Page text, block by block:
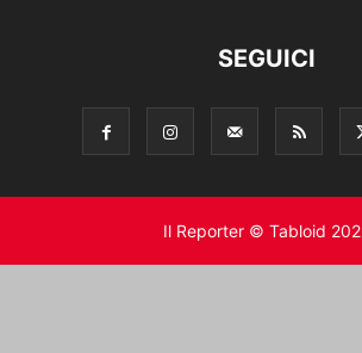
SEGUICI
Il Reporter © Tabloid